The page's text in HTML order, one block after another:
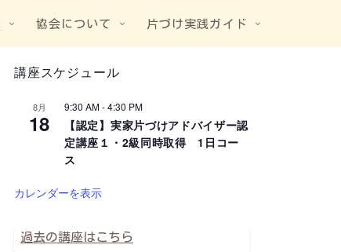
協会について 片づけ実践ガイド
講座スケジュール
8月
18
9:30 AM-4:30 PM
【認定】実家片づけアドバイザー認
定講座１・2級同時取得 1日コー
ス
カレンダーを表示
過去の講座はこちら